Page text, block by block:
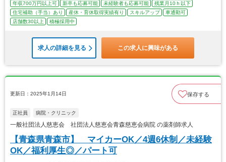
年収700万円以上可 新卒も応募可能 未経験者も応募可能
残業月10ｈ以下
住宅補助（手当）あり
産休・育休取得実績有り スキルアップ
車通勤可
店舗数30以上
積極採用中
求人の詳細を見る この求人に興味がある
更新日：2025年1月14日 保存する
正社員 病院・クリニック
一般社団法人慈恵会 社団法人慈恵会青森慈恵会病院 の薬剤師求人
【青森県青森市】 マイカーOK／4週6休制／未経験
OK／福利厚生◎／パート可